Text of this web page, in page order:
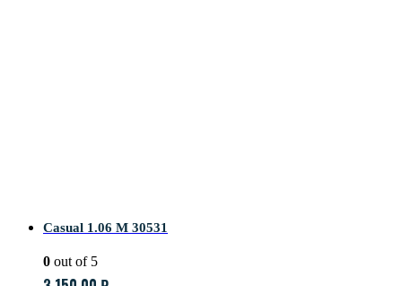
Casual 1.06 M 30531
0 out of 5